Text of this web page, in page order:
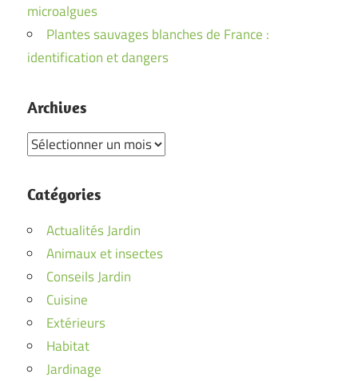
microalgues
Plantes sauvages blanches de France :
identification et dangers
Archives
Archives
Catégories
Actualités Jardin
Animaux et insectes
Conseils Jardin
Cuisine
Extérieurs
Habitat
Jardinage